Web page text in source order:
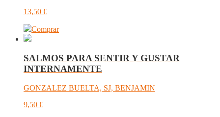
13,50 €
Comprar
SALMOS PARA SENTIR Y GUSTAR
INTERNAMENTE
GONZALEZ BUELTA, SJ, BENJAMIN
9,50 €